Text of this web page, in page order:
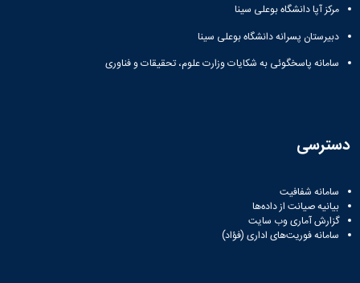
مرکز آپا دانشگاه بوعلی سینا
دبیرستان پسرانه دانشگاه بوعلی سینا
سامانه پاسخگوئی به شکایات وزارت علوم، تحقیقات و فناوری
دسترسی
سامانه شفافیت
بیانیه صیانت از داده‌ها
گزارش آماری وب‌ سایت
سامانه فوریت‌های اداری (فؤاد)